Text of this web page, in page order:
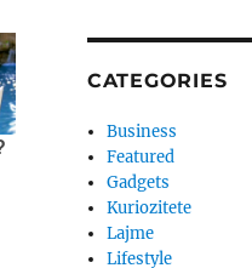
CATEGORIES
Business
Featured
Gadgets
Kuriozitete
Lajme
Lifestyle